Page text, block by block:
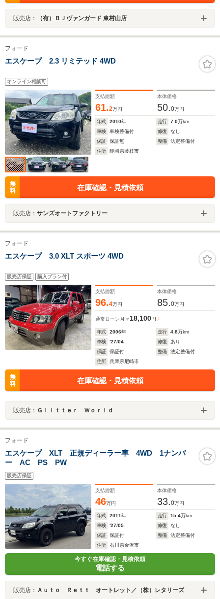
販売店： （有）ＢＪヴァンガード 東村山店
フォード
エスケープ 2.3 リミテッド 4WD
オンライン相談可
支払総額
61.2万円
本体価格
50.0万円
年式 2010年 走行 7.0万km
車検
車検整備付 修復
なし
保証
保証無 整備
法定整備付
住所
静岡県藤枝市
無
料
在庫確認・見積依頼
販売店： サンズオートファクトリー
フォード
エスケープ 3.0 XLT スポーツ 4WD
販売店保証 購入プラン付
支払総額
96.4万円
本体価格
85.0万円
通常ローン 月々 18,100円
年式 2006年 走行 4.8万km
車検
'27/04 修復
あり
保証
保証付 整備
法定整備付
住所
兵庫県尼崎市
無
料
在庫確認・見積依頼
販売店： Ｇｌｉｔｔｅｒ Ｗｏｒｌｄ
フォード
エスケープ XLT 正規ディーラー車 4WD 1ナンバ
ー AC PS PW
販売店保証
支払総額
46万円
本体価格
33.0万円
年式 2011年 走行 15.4万km
車検
'27/05 修復
なし
保証
保証付 整備
法定整備付
住所
石川県金沢市
今すぐ在庫確認・見積依頼
電話する
販売店： Ａｕｔｏ Ｒｅｔｔ オートレット／（株）レタリーズ